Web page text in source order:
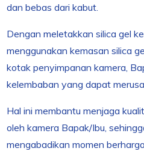
dan bebas dari kabut.
Dengan meletakkan silica gel
menggunakan kemasan silica
kotak penyimpanan kamera,
kelembaban yang dapat
Hal ini membantu menjaga
oleh kamera Bapak/Ibu,
mengabadikan momen